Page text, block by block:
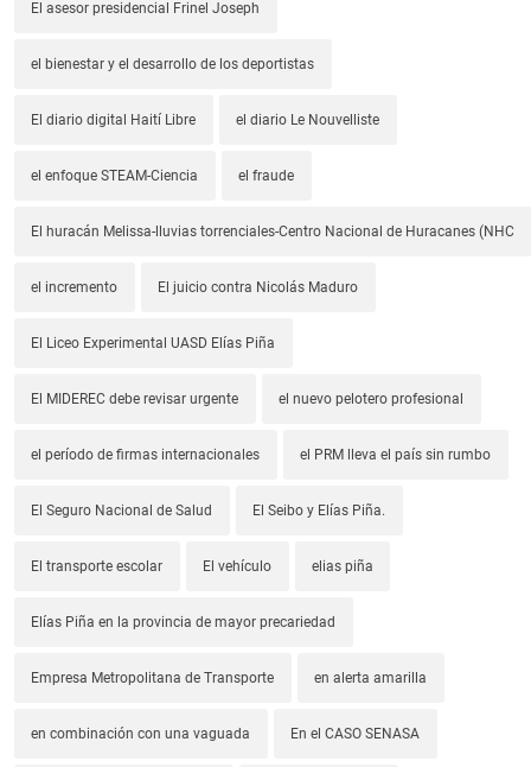
El asesor presidencial Frinel Joseph
el bienestar y el desarrollo de los deportistas
El diario digital Haití Libre el diario Le Nouvelliste
el enfoque STEAM-Ciencia el fraude
El huracán Melissa-lluvias torrenciales-Centro Nacional de Huracanes (NHC
el incremento El juicio contra Nicolás Maduro
El Liceo Experimental UASD Elías Piña
El MIDEREC debe revisar urgente el nuevo pelotero profesional
el período de firmas internacionales el PRM lleva el país sin rumbo
El Seguro Nacional de Salud El Seibo y Elías Piña.
El transporte escolar El vehículo elias piña
Elías Piña en la provincia de mayor precariedad
Empresa Metropolitana de Transporte en alerta amarilla
en combinación con una vaguada En el CASO SENASA